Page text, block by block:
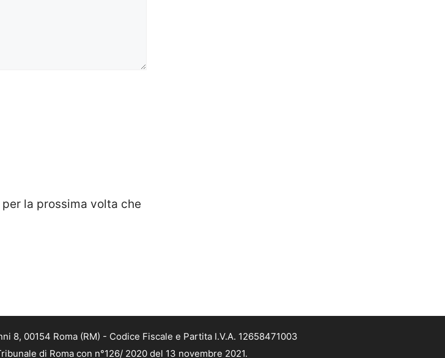
la prossima volta che
8, 00154 Roma (RM) - Codice Fiscale e Partita I.V.A. 12658471003
di Roma con n°126/ 2020 del 13 novembre 2021.